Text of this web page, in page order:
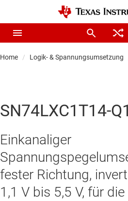
Home Logik- & Spannungsumsetzung
SN74LXC1T14-Q1
Einkanaliger
fester Richtung,
1,1 V bis 5,5 V, für die